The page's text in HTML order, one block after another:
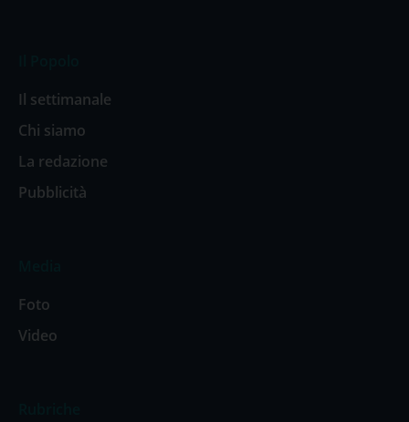
Il settimanale
Chi siamo
La redazione
Pubblicità
Foto
Video